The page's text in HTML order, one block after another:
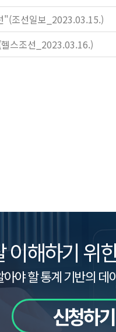
"(조선일보_2023.03.15.)
스조선_2023.03.16.)
이해하기 위
아야 할 통계 기반의 데
신청하기